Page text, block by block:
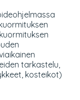
tarkastelu,
kosteikot)